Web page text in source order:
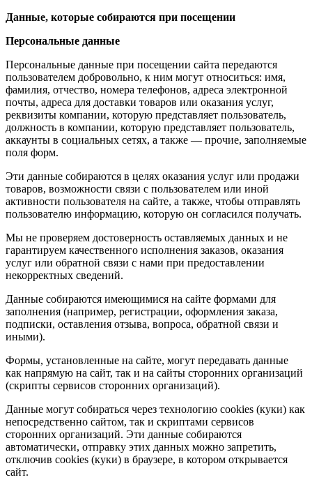
Данные, которые собираются при посещении
Персональные данные
Персональные данные при посещении сайта передаются
пользователем добровольно, к ним могут относиться: имя,
фамилия, отчество, номера телефонов, адреса электронной
почты, адреса для доставки товаров или оказания услуг,
реквизиты компании, которую представляет пользователь,
должность в компании, которую представляет пользователь,
аккаунты в социальных сетях, а также — прочие, заполняемые
поля форм.
Эти данные собираются в целях оказания услуг или продажи
товаров, возможности связи с пользователем или иной
активности пользователя на сайте, а также, чтобы отправлять
пользователю информацию, которую он согласился получать.
Мы не проверяем достоверность оставляемых данных и не
гарантируем качественного исполнения заказов, оказания
услуг или обратной связи с нами при предоставлении
некорректных сведений.
Данные собираются имеющимися на сайте формами для
заполнения (например, регистрации, оформления заказа,
подписки, оставления отзыва, вопроса, обратной связи и
иными).
Формы, установленные на сайте, могут передавать данные
как напрямую на сайт, так и на сайты сторонних организаций
(скрипты сервисов сторонних организаций).
Данные могут собираться через технологию cookies (куки) как
непосредственно сайтом, так и скриптами сервисов
сторонних организаций. Эти данные собираются
автоматически, отправку этих данных можно запретить,
отключив cookies (куки) в браузере, в котором открывается
сайт.